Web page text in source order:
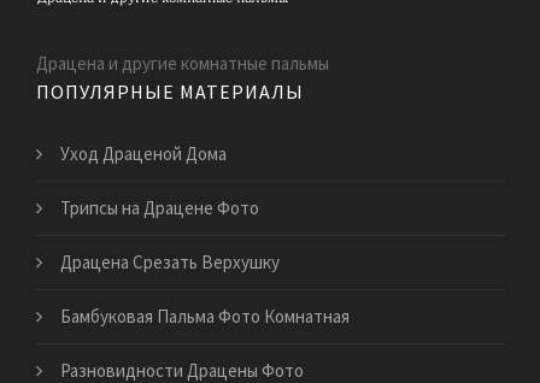
Драцена и другие комнатные пальмы
ПОПУЛЯРНЫЕ МАТЕРИАЛЫ
Уход Драценой Дома
Трипсы на Драцене Фото
Драцена Срезать Верхушку
Бамбуковая Пальма Фото Комнатная
Разновидности Драцены Фото